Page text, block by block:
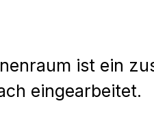
ist ein
eingearbeitet.